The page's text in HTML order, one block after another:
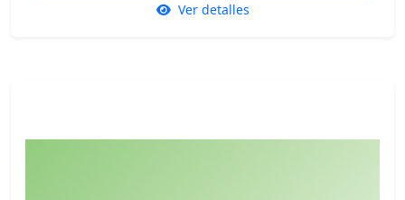
Ver detalles